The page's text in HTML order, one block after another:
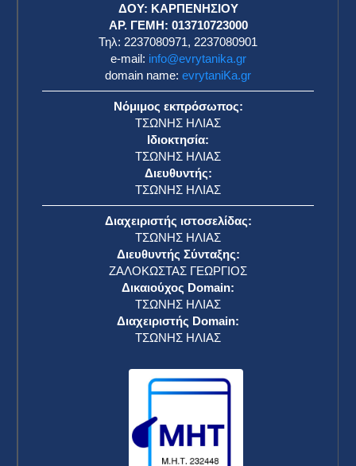
ΔΟΥ: ΚΑΡΠΕΝΗΣΙΟΥ
ΑΡ. ΓΕΜΗ: 013710723000
Τηλ: 2237080971, 2237080901
e-mail: info@evrytanika.gr
domain name: evrytaniKa.gr
Νόμιμος εκπρόσωπος:
ΤΣΩΝΗΣ ΗΛΙΑΣ
Ιδιοκτησία:
ΤΣΩΝΗΣ ΗΛΙΑΣ
Διευθυντής:
ΤΣΩΝΗΣ ΗΛΙΑΣ
Διαχειριστής ιστοσελίδας:
ΤΣΩΝΗΣ ΗΛΙΑΣ
Διευθυντής Σύνταξης:
ΖΑΛΟΚΩΣΤΑΣ ΓΕΩΡΓΙΟΣ
Δικαιούχος Domain:
ΤΣΩΝΗΣ ΗΛΙΑΣ
Διαχειριστής Domain:
ΤΣΩΝΗΣ ΗΛΙΑΣ